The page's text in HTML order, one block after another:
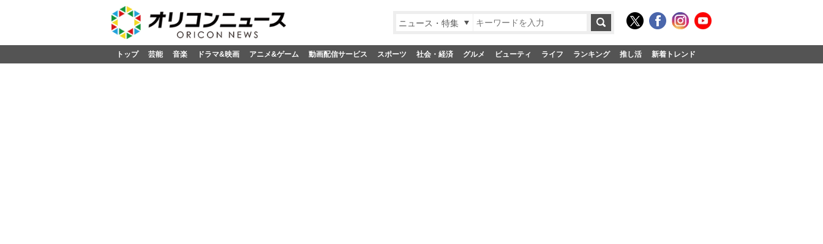
ニュース・特集
トップ 芸能 音楽 ドラマ&映画 アニメ&ゲーム 動画配信サービス スポーツ 社会・経済 グルメ ビューティ ライフ ランキング 推し活 新着トレンド